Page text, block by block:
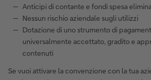
Anticipi di contante e fondi spesa
Nessun rischio aziendale sugli utilizzi
Dotazione di uno strumento di
universalmente accettato, gradito e
contenuti
Se vuoi attivare la convenzione con la tua